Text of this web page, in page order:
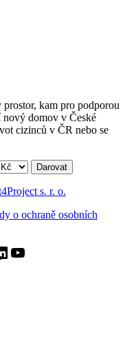
kam pro podporou
domov v České
cizinců v ČR nebo se
Darovat
s. r. o.
o ochraně osobních
LinkedIn